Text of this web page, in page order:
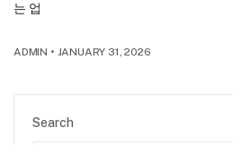
Search
는 업
ADMIN • JANUARY 31, 2026